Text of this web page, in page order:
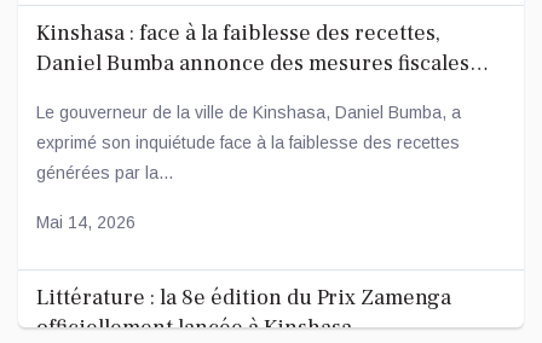
Kinshasa : face à la faiblesse des recettes,
Daniel Bumba annonce des mesures fiscales
Le gouverneur de la ville de Kinshasa, Daniel Bumba, a
exprimé son inquiétude face à la faiblesse des recettes
générées par la...
Mai 14, 2026
Littérature : la 8e édition du Prix Zamenga
officiellement lancée à Kinshasa